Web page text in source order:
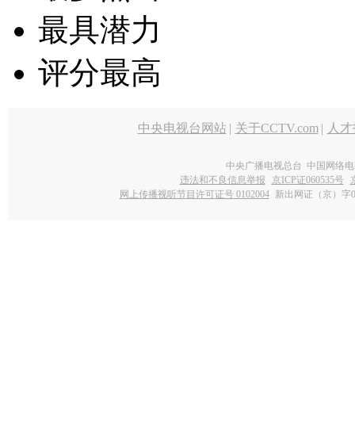
最具潜力
评分最高
中央电视台网站 | 关于CCTV.com | 人
中央广播电视总台 中国网络
违法和不良信息举报
京ICP证060535号
网上传播视听节目许可证号 0102004 新出网证（京）